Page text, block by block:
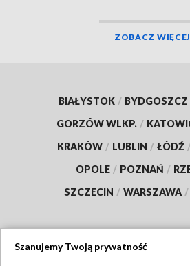
ZOBACZ WIĘCEJ
BIAŁYSTOK / BYDGOSZCZ
GORZÓW WLKP. /
KRAKÓW / LUBLIN / ŁÓDŹ
OPOLE / POZNAŃ /
SZCZECIN / WARSZAWA /
Szanujemy Twoją prywatność